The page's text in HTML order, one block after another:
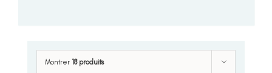
Montrer 18 produits